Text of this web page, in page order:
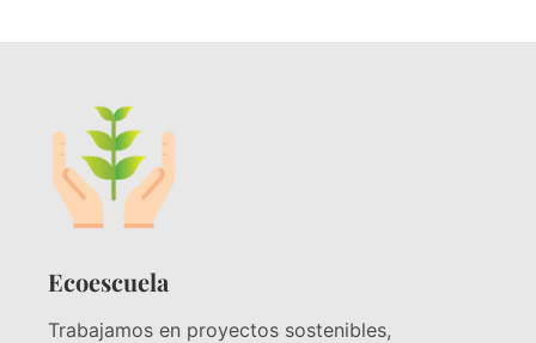
Ecoescuela
Trabajamos en proyectos sostenibles,